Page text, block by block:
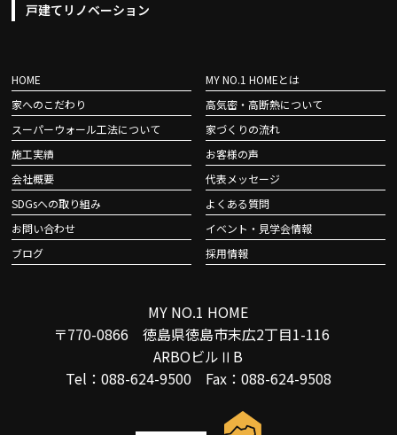
戸建てリノベーション
HOME
MY NO.1 HOMEとは
家へのこだわり
高気密・高断熱について
スーパーウォール工法について
家づくりの流れ
施工実績
お客様の声
会社概要
代表メッセージ
SDGsへの取り組み
よくある質問
お問い合わせ
イベント・見学会情報
ブログ
採用情報
MY NO.1 HOME
〒770-0866 徳島県徳島市末広2丁目1-116
ARBOビルⅡB
Tel：088-624-9500 Fax：088-624-9508